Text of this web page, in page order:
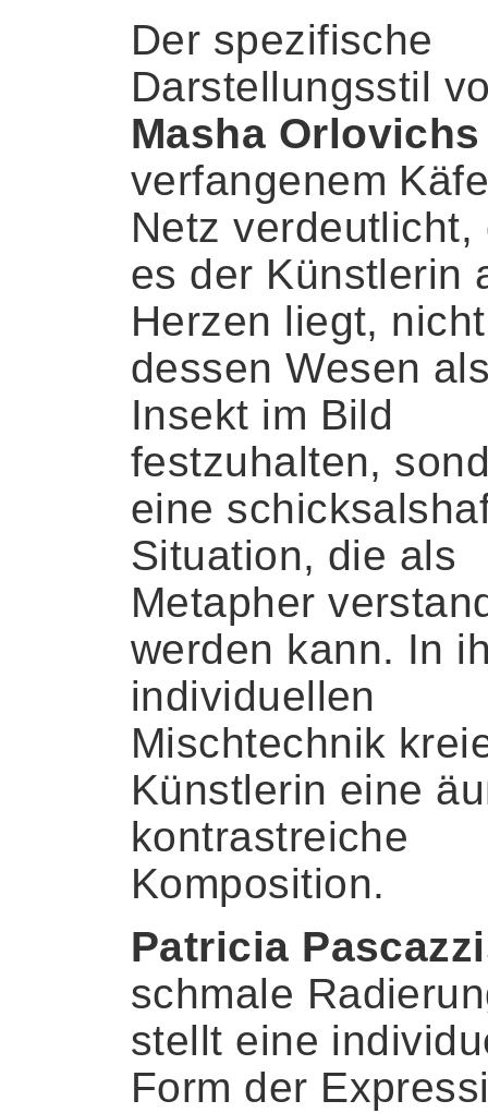
Der spezifische
Darstellungsstil
Masha Orlovichs
verfangenem
Netz verdeutlicht,
es der Künstlerin
Herzen liegt,
dessen Wesen
Insekt im Bild
festzuhalten,
eine
Situation, die als
Metapher
werden kann. In
individuellen
Mischtechnik
Künstlerin eine
kontrastreiche
Komposition.
Patricia
schmale
stellt eine
Form der